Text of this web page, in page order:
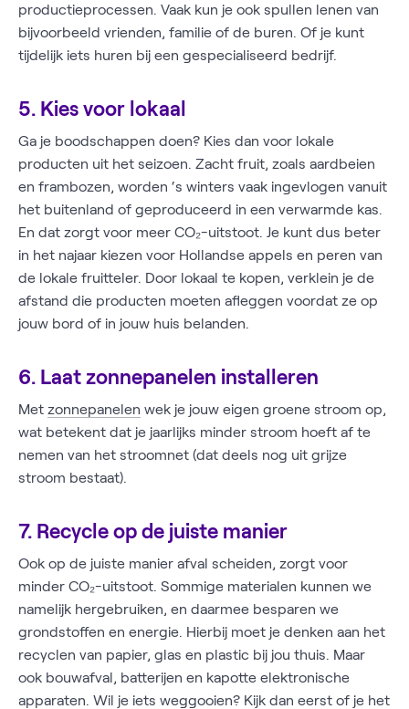
productieprocessen. Vaak kun je ook spullen lenen van
bijvoorbeeld vrienden, familie of de buren. Of je kunt
tijdelijk iets huren bij een gespecialiseerd bedrijf.
5. Kies voor lokaal
Ga je boodschappen doen? Kies dan voor lokale
producten uit het seizoen. Zacht fruit, zoals aardbeien
en frambozen, worden ‘s winters vaak ingevlogen vanuit
het buitenland of geproduceerd in een verwarmde kas.
En dat zorgt voor meer CO₂-uitstoot. Je kunt dus beter
in het najaar kiezen voor Hollandse appels en peren van
de lokale fruitteler. Door lokaal te kopen, verklein je de
afstand die producten moeten afleggen voordat ze op
jouw bord of in jouw huis belanden.
6. Laat zonnepanelen installeren
Met zonnepanelen wek je jouw eigen groene stroom op,
wat betekent dat je jaarlijks minder stroom hoeft af te
nemen van het stroomnet (dat deels nog uit grijze
stroom bestaat).
7. Recycle op de juiste manier
Ook op de juiste manier afval scheiden, zorgt voor
minder CO₂-uitstoot. Sommige materialen kunnen we
namelijk hergebruiken, en daarmee besparen we
grondstoffen en energie. Hierbij moet je denken aan het
recyclen van papier, glas en plastic bij jou thuis. Maar
ook bouwafval, batterijen en kapotte elektronische
apparaten. Wil je iets weggooien? Kijk dan eerst of je het